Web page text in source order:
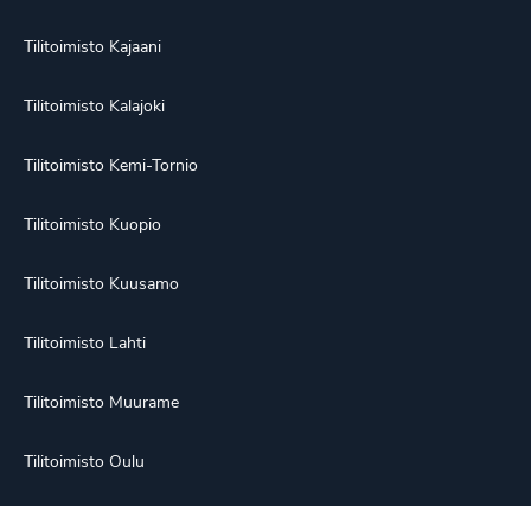
Tilitoimisto Kajaani
Tilitoimisto Kalajoki
Tilitoimisto Kemi-Tornio
Tilitoimisto Kuopio
Tilitoimisto Kuusamo
Tilitoimisto Lahti
Tilitoimisto Muurame
Tilitoimisto Oulu